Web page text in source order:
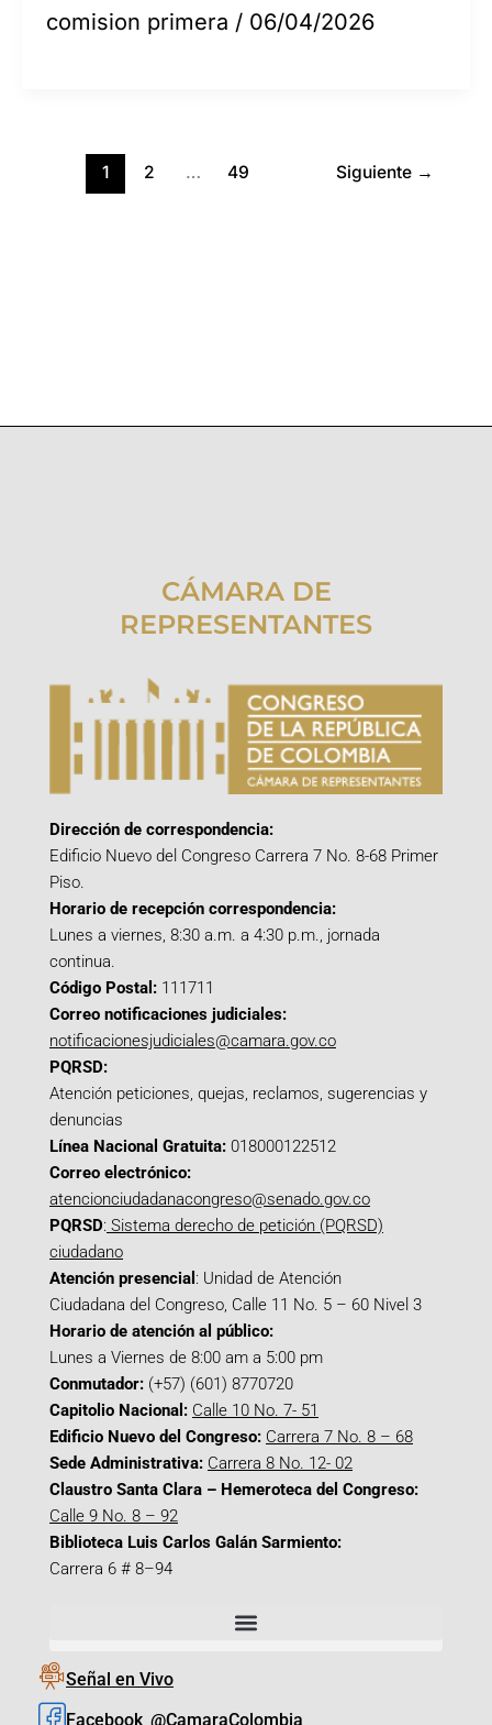
comision primera / 06/04/2026
1 2 … 49 Siguiente →
CÁMARA DE
REPRESENTANTES
Dirección de correspondencia:
Edificio Nuevo del Congreso Carrera 7 No. 8-68 Primer
Piso.
Horario de recepción correspondencia:
Lunes a viernes, 8:30 a.m. a 4:30 p.m., jornada
continua.
Código Postal: 111711
Correo notificaciones judiciales:
notificacionesjudiciales@camara.gov.co
PQRSD:
Atención peticiones, quejas, reclamos, sugerencias y
denuncias
Línea Nacional Gratuita: 018000122512
Correo electrónico:
atencionciudadanacongreso@senado.gov.co
PQRSD: Sistema derecho de petición (PQRSD)
ciudadano
Atención presencial : Unidad de Atención
Ciudadana del Congreso, Calle 11 No. 5 – 60 Nivel 3
Horario de atención al público:
Lunes a Viernes de 8:00 am a 5:00 pm
Conmutador: (+57) (601) 8770720
Capitolio Nacional: Calle 10 No. 7- 51
Edificio Nuevo del Congreso: Carrera 7 No. 8 – 68
Sede Administrativa: Carrera 8 No. 12- 02
Claustro Santa Clara – Hemeroteca del Congreso:
Calle 9 No. 8 – 92
Biblioteca Luis Carlos Galán Sarmiento:
Carrera 6 # 8–94
Señal en Vivo
Facebook_@CamaraColombia